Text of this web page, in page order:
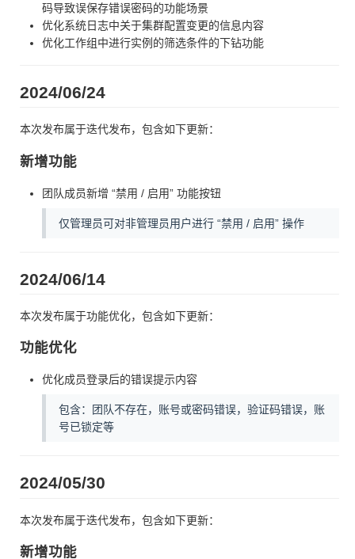
码导致误保存错误密码的功能场景
优化系统日志中关于集群配置变更的信息内容
优化工作组中进行实例的筛选条件的下钻功能
2024/06/24
本次发布属于迭代发布，包含如下更新：
新增功能
团队成员新增 “禁用 / 启用” 功能按钮
仅管理员可对非管理员用户进行 “禁用 / 启用” 操作
2024/06/14
本次发布属于功能优化，包含如下更新：
功能优化
优化成员登录后的错误提示内容
包含：团队不存在，账号或密码错误，验证码错误，账
号已锁定等
2024/05/30
本次发布属于迭代发布，包含如下更新：
新增功能